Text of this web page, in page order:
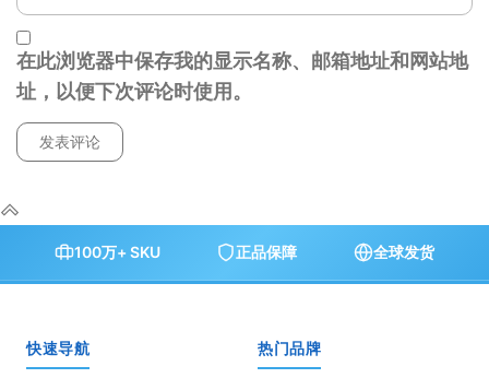
在此浏览器中保存我的显示名称、邮箱地址和网站地
址，以便下次评论时使用。
100万+ SKU 正品保障 全球发货
快速导航 热门品牌